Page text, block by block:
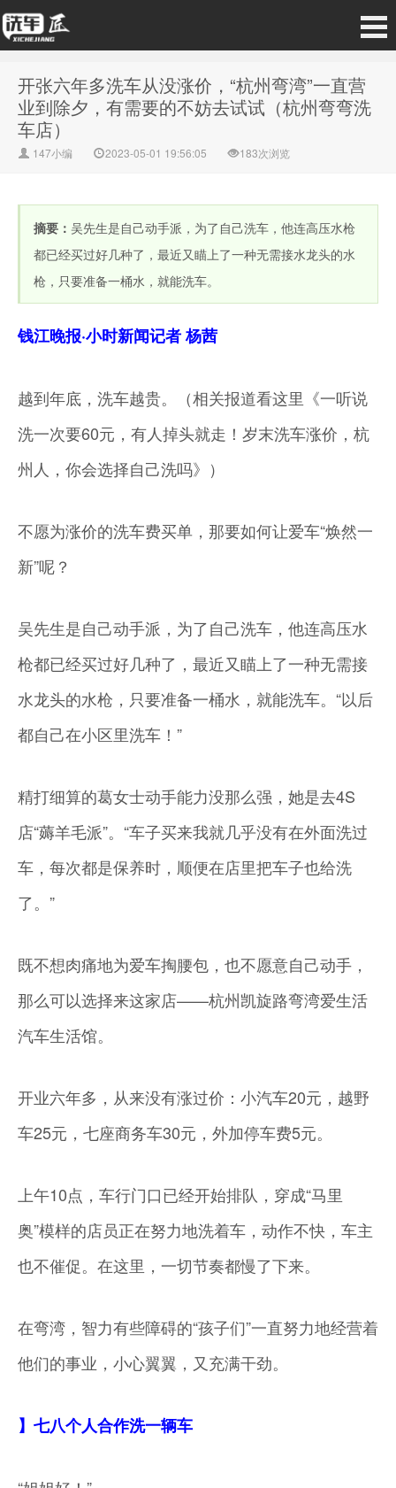
开张六年多洗车从没涨价，“杭州弯湾”一直营
业到除夕，有需要的不妨去试试（杭州弯弯洗
车店）
147小编 2023-05-01 19:56:05 183次浏览
摘要： 吴先生是自己动手派，为了自己洗车，他连高压水枪
都已经买过好几种了，最近又瞄上了一种无需接水龙头的水
枪，只要准备一桶水，就能洗车。
钱江晚报·小时新闻记者 杨茜
越到年底，洗车越贵。（相关报道看这里《一听说
洗一次要60元，有人掉头就走！岁末洗车涨价，杭
州人，你会选择自己洗吗》）
不愿为涨价的洗车费买单，那要如何让爱车“焕然一
新”呢？
吴先生是自己动手派，为了自己洗车，他连高压水
枪都已经买过好几种了，最近又瞄上了一种无需接
水龙头的水枪，只要准备一桶水，就能洗车。“以后
都自己在小区里洗车！”
精打细算的葛女士动手能力没那么强，她是去4S
店“薅羊毛派”。“车子买来我就几乎没有在外面洗过
车，每次都是保养时，顺便在店里把车子也给洗
了。”
既不想肉痛地为爱车掏腰包，也不愿意自己动手，
那么可以选择来这家店——杭州凯旋路弯湾爱生活
汽车生活馆。
开业六年多，从来没有涨过价：小汽车20元，越野
车25元，七座商务车30元，外加停车费5元。
上午10点，车行门口已经开始排队，穿成“马里
奥”模样的店员正在努力地洗着车，动作不快，车主
也不催促。在这里，一切节奏都慢了下来。
在弯湾，智力有些障碍的“孩子们”一直努力地经营着
他们的事业，小心翼翼，又充满干劲。
】七八个人合作洗一辆车